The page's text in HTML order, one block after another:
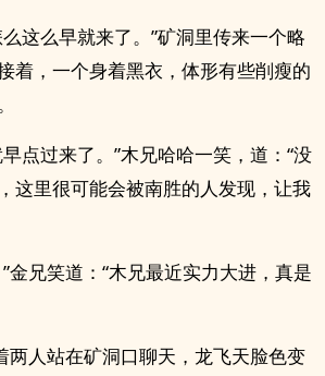
这么早就来了。”矿洞里传来一个略
着，一个身着黑衣，体形有些削瘦的
点过来了。”木兄哈哈一笑，道：“没
这里很可能会被南胜的人发现，让我
金兄笑道：“木兄最近实力大进，真是
两人站在矿洞口聊天，龙飞天脸色变